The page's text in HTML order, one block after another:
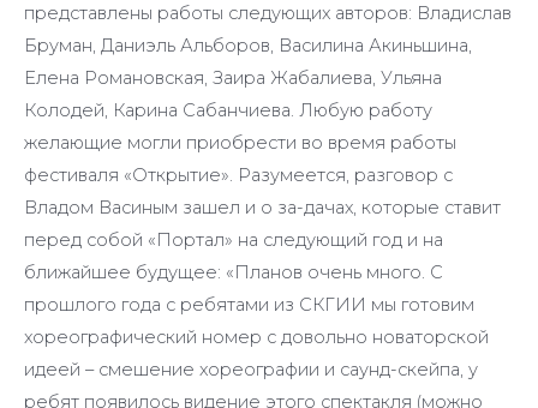
представлены работы следующих авторов: Владислав
Бруман, Даниэль Альборов, Василина Акиньшина,
Елена Романовская, Заира Жабалиева, Ульяна
Колодей, Карина Сабанчиева. Любую работу
желающие могли приобрести во время работы
фестиваля «Открытие». Разумеется, разговор с
Владом Васиным зашел и о за-дачах, которые ставит
перед собой «Портал» на следующий год и на
ближайшее будущее: «Планов очень много. С
прошлого года с ребятами из СКГИИ мы готовим
хореографический номер с довольно новаторской
идеей – смешение хореографии и саунд-скейпа, у
ребят появилось видение этого спектакля (можно